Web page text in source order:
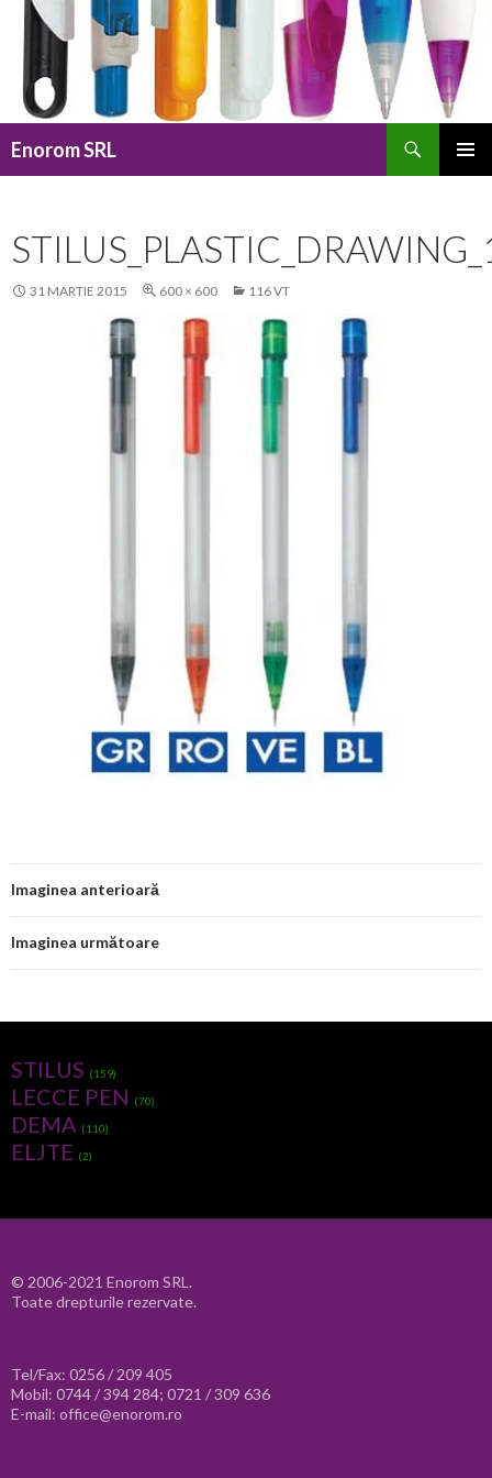
Enorom SRL
31 MARTIE 2015 600 × 600 116 VT
Imaginea anterioară
Imaginea următoare
STILUS (159)
LECCE PEN (70)
DEMA (110)
ELJTE (2)
© 2006-2021 Enorom SRL.
Toate drepturile rezervate.
Tel/Fax: 0256 / 209 405
Mobil: 0744 / 394 284; 0721 / 309 636
E-mail: office@enorom.ro